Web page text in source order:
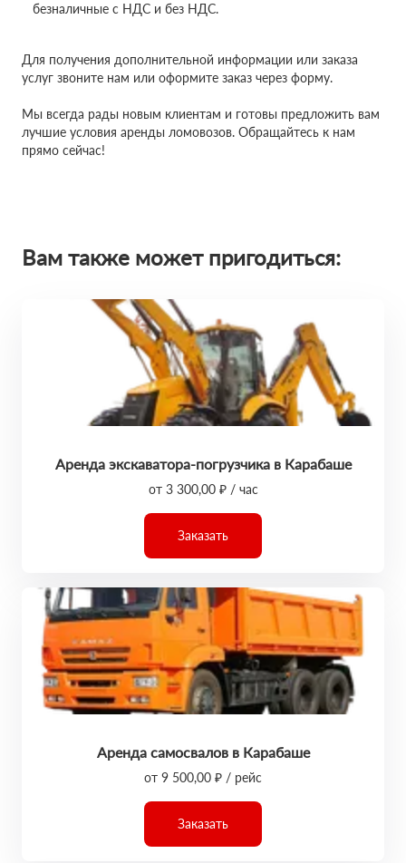
безналичные с НДС и без НДС.
Для получения дополнительной информации или заказа
услуг звоните нам или оформите заказ через форму.
Мы всегда рады новым клиентам и готовы предложить вам
лучшие условия аренды ломовозов. Обращайтесь к нам
прямо сейчас!
Вам также может пригодиться:
Аренда экскаватора-погрузчика в Карабаше
от 3 300,00 ₽ / час
Заказать
Аренда самосвалов в Карабаше
от 9 500,00 ₽ / рейс
Заказать